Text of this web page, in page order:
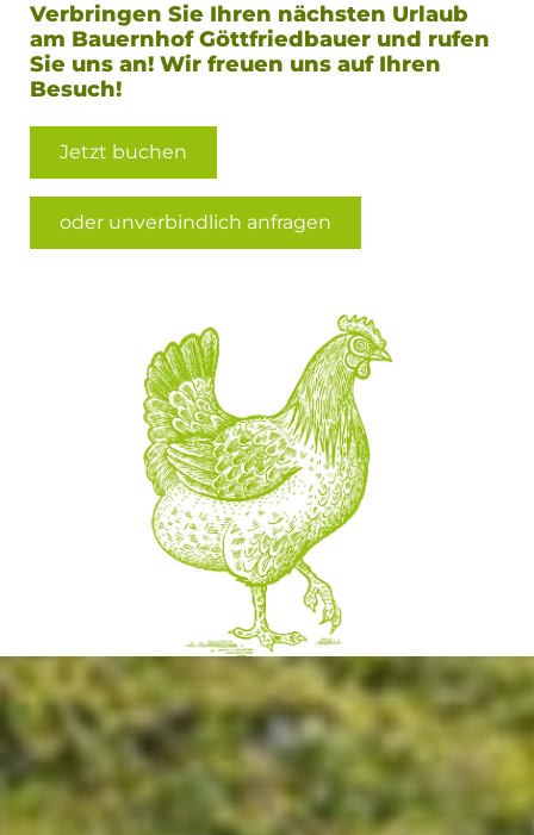
Verbringen Sie Ihren nächsten Urlaub
am Bauernhof Göttfriedbauer und rufen
Sie uns an! Wir freuen uns auf Ihren
Besuch!
Jetzt buchen
oder unverbindlich anfragen